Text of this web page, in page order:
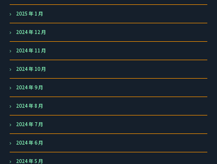
2025 年 1 月
2024 年 12 月
2024 年 11 月
2024 年 10 月
2024 年 9 月
2024 年 8 月
2024 年 7 月
2024 年 6 月
2024 年 5 月